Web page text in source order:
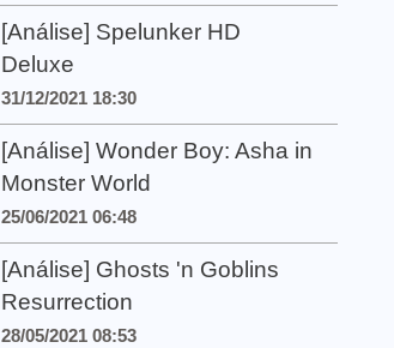
[Análise] Spelunker HD
Deluxe
31/12/2021 18:30
[Análise] Wonder Boy: Asha in
Monster World
25/06/2021 06:48
[Análise] Ghosts 'n Goblins
Resurrection
28/05/2021 08:53